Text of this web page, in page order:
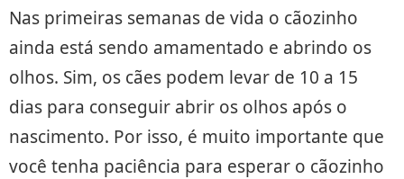
Nas primeiras semanas de vida o cãozinho
ainda está sendo amamentado e abrindo os
olhos. Sim, os cães podem levar de 10 a 15
dias para conseguir abrir os olhos após o
nascimento. Por isso, é muito importante que
você tenha paciência para esperar o cãozinho